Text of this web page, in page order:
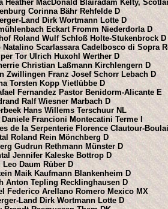
MacDonald Blairadam Kelty,
Corinna Bähr Rehfelde D
Land Dirk Wortmann Lotte D
Eckart Fromm Niederdorla D
Roland Wulf Schloß Holte-Stukenbrock D
Scarlassara Cadelbosco di Sopra
Tor Ulrich Huxohl Werther D
Christian Laßmann Kirchlengern D
Zwillingen Franz Josef Schorr Lebach D
Torsten Kopp Vietlübbe D
Fernandez Pastor Benidorm-Alicante E
Ralf Wiesner Marbach D
Hans Willems Terschuur NL
Francioni Montecatini Terme I
de la Serpenterie Florence Clautour-
Roland Rein Mönchberg D
Gudrun Rethmann Münster D
Jennifer Kaleske Bottrop D
Daum Rüber D
Maik Kaufmann Blankenheim D
Tepling Recklinghausen D
Federico Arellano Romero Mexico MX
Land Dirk Wortmann Lotte D